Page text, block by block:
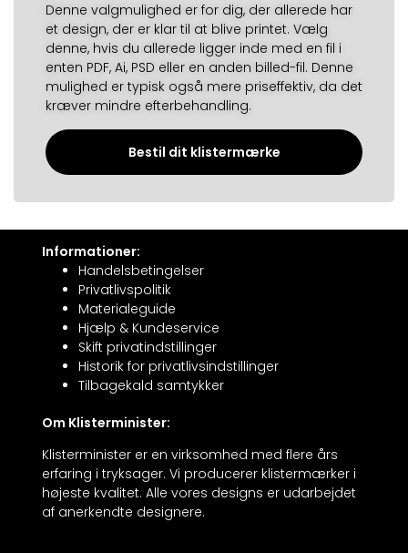
Denne valgmulighed er for dig, der allerede har
et design, der er klar til at blive printet. Vælg
denne, hvis du allerede ligger inde med en fil i
enten PDF, Ai, PSD eller en anden billed-fil. Denne
mulighed er typisk også mere priseffektiv, da det
kræver mindre efterbehandling.
Bestil dit klistermærke
Informationer:
Handelsbetingelser
Privatlivspolitik
Materialeguide
Hjælp & Kundeservice
Skift privatindstillinger
Historik for privatlivsindstillinger
Tilbagekald samtykker
Om Klisterminister:
Klisterminister er en virksomhed med flere års
erfaring i tryksager. Vi producerer klistermærker i
højeste kvalitet. Alle vores designs er udarbejdet
af anerkendte designere.